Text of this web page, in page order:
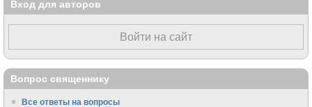
Вход для авторов
Войти на сайт
Вопрос священнику
Все ответы на вопросы